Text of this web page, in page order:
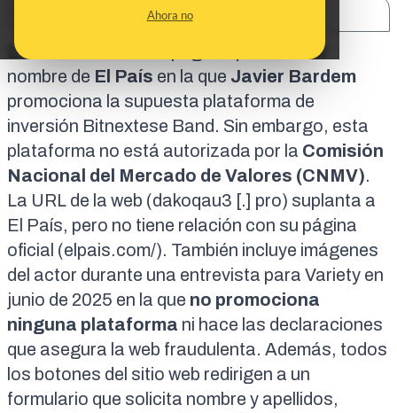
Ahora no
El enlace lleva a una página que utiliza el
nombre de El País en la que Javier Bardem
promociona la supuesta plataforma de
inversión Bitnextese Band. Sin embargo, esta
plataforma no está autorizada por la Comisión
Nacional del Mercado de Valores (CNMV).
La URL de la web (dakoqau3 [.] pro) suplanta a
El País, pero no tiene relación con su página
oficial (elpais.com/). También incluye imágenes
del actor durante una entrevista para Variety en
junio de 2025 en la que no promociona
ninguna plataforma ni hace las declaraciones
que asegura la web fraudulenta. Además, todos
los botones del sitio web redirigen a un
formulario que solicita nombre y apellidos,